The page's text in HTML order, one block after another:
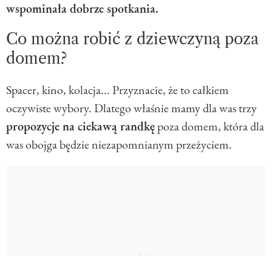
wspominała dobrze spotkania.
Co można robić z dziewczyną poza
domem?
Spacer, kino, kolacja... Przyznacie, że to całkiem
oczywiste wybory. Dlatego właśnie mamy dla was trzy
propozycje na ciekawą randkępoza domem, która dla
was obojga będzie niezapomnianym przeżyciem.